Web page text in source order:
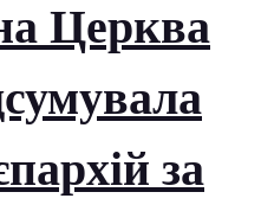
Церква
за